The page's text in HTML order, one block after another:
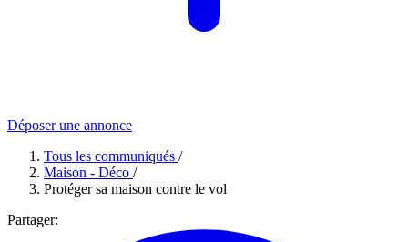
Déposer une annonce
Tous les communiqués /
Maison - Déco /
Protéger sa maison contre le vol
Partager: